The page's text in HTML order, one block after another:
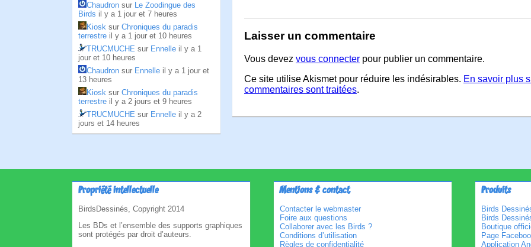
Chaudron sur Le Zoodingue des
Birds il y a 1 jour et 7 heures
Kiosk sur Chroniques du paradis
terrestre il y a 1 jour et 10 heures
TRUCMUCHE sur Ennelle il y a 1
jour et 10 heures
Chaudron sur Ennelle il y a 1 jour et
13 heures
Kiosk sur Chroniques du paradis
terrestre il y a 2 jours et 9 heures
TRUCMUCHE sur Ennelle il y a 2
jours et 14 heures
Laisser un commentaire
Vous devez vous connecter pour publier un commentaire.
Ce site utilise Akismet pour réduire les indésirables. En savoir plus
commentaires sont traitées.
Propriété intellectuelle
BirdsDessinés, Copyright 2014
Les BDs et l’ensemble des supports graphiques
sont protégés par droit d’auteurs.
Mentions & contact
Contacter le webmaster
Foire aux questions
Collaborer avec les Birds ?
Conditions d’utilisation
Règles de confidentialité
Produits
Birds
Birds
Boutique
Page
Application